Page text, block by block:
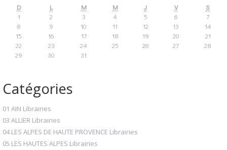
D L M M J V
S
1
2 3 4 5 6
7
8
9 10 11 12 13
14
15
16 17 18 19 20
21
22
23 24 25 26 27
28
29
30 31
Catégories
01 AIN Librairies
03 ALLIER Librairies
04 LES ALPES DE HAUTE PROVENCE Librairies
05 LES HAUTES ALPES Librairies